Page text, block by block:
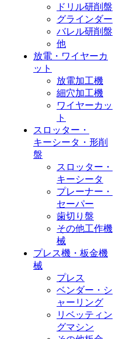
ドリル研削盤
グラインダー
バレル研削盤
他
放電・ワイヤーカ
ット
放電加工機
細穴加工機
ワイヤーカッ
ト
スロッター・
キーシータ・形削
盤
スロッター・
キーシータ
プレーナー・
セーパー
歯切り盤
その他工作機
械
プレス機・板金機
械
プレス
ベンダー・シ
ャーリング
リベッティン
グマシン